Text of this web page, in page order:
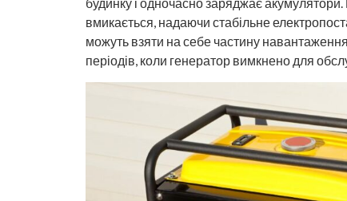
будинку і одночасно заряджає
вмикається, надаючи стабільне
можуть взяти на себе частину
періодів, коли генератор вимкнено для